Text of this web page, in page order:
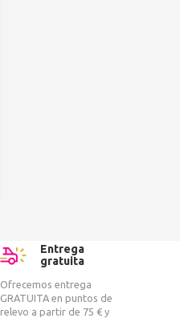
Entrega
gratuita
Ofrecemos entrega
GRATUITA en puntos de
relevo a partir de 75 € y